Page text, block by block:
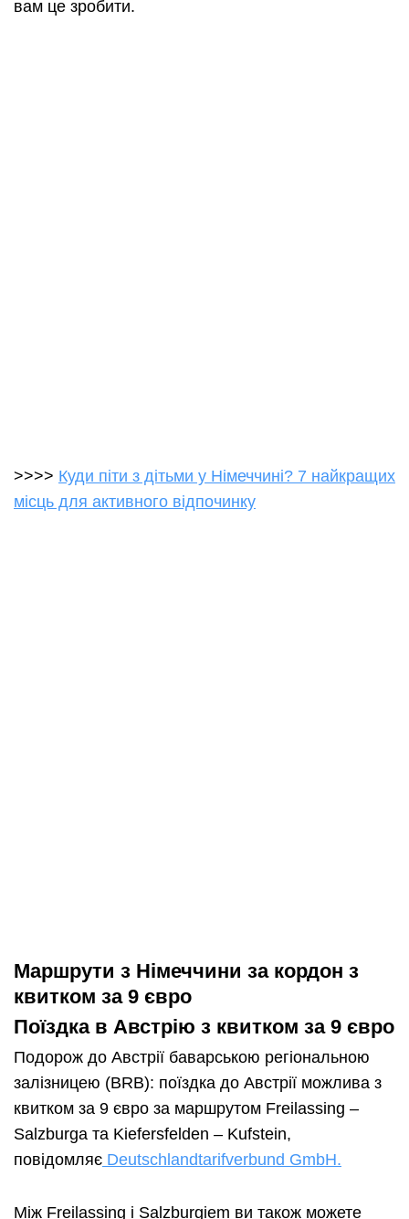
вам це зробити.
>>>> Куди піти з дітьми у Німеччині? 7 найкращих
місць для активного відпочинку
Маршрути з Німеччини за кордон з
квитком за 9 євро
Поїздка в Австрію з квитком за 9 євро
Подорож до Австрії баварською регіональною
залізницею (BRB): поїздка до Австрії можлива з
квитком за 9 євро за маршрутом Freilassing –
Salzburga та Kiefersfelden – Kufstein,
повідомляє Deutschlandtarifverbund GmbH.
Між Freilassing і Salzburgiem ви також можете